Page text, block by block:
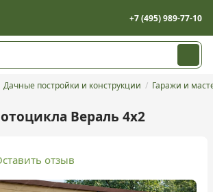
+7 (495) 989-77-10
Дачные постройки и конструкции Гаражи и
Вераль 4х2
отзыв